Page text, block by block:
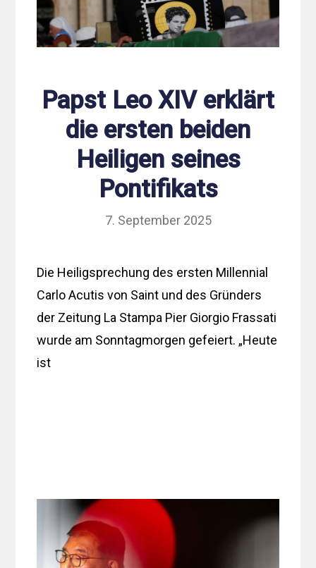
Papst Leo XIV erklärt
die ersten beiden
Heiligen seines
Pontifikats
7. September 2025
Die Heiligsprechung des ersten Millennial
Carlo Acutis von Saint und des Gründers
der Zeitung La Stampa Pier Giorgio Frassati
wurde am Sonntagmorgen gefeiert. „Heute
ist